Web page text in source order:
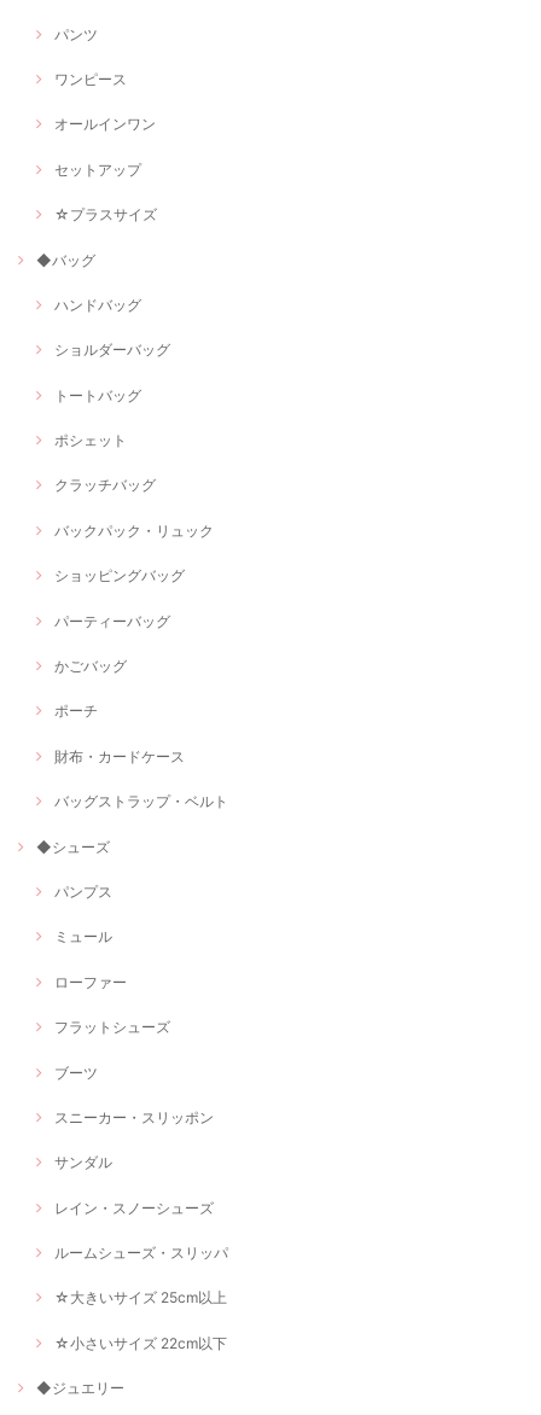
パンツ
ワンピース
オールインワン
セットアップ
☆プラスサイズ
◆バッグ
ハンドバッグ
ショルダーバッグ
トートバッグ
ポシェット
クラッチバッグ
バックパック・リュック
ショッピングバッグ
パーティーバッグ
かごバッグ
ポーチ
財布・カードケース
バッグストラップ・ベルト
◆シューズ
パンプス
ミュール
ローファー
フラットシューズ
ブーツ
スニーカー・スリッポン
サンダル
レイン・スノーシューズ
ルームシューズ・スリッパ
☆大きいサイズ 25cm以上
☆小さいサイズ 22cm以下
◆ジュエリー